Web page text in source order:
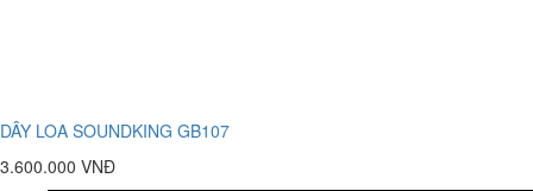
DÂY LOA SOUNDKING GB107
3.600.000 VNĐ